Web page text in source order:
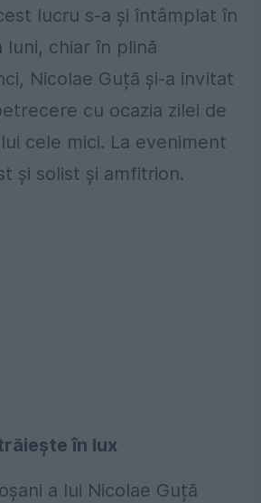
lucru s-a și întâmplat în
luni, chiar în plină
Nicolae Guță și-a invitat
cu ocazia zilei de
cele mici. La eveniment
și solist și amfitrion.
în lux
a lui Nicolae Guță